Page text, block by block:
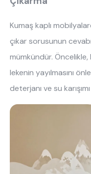
Kumaş kaplı
çıkar sorusunun
mümkündür.
lekenin yayılmasını
deterjanı ve su